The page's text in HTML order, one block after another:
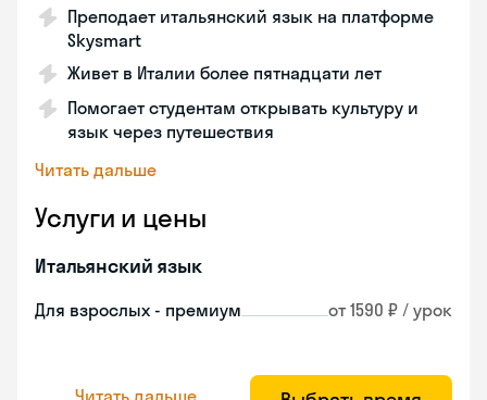
Преподает итальянский язык на платформе
Skysmart
Живет в Италии более пятнадцати лет
Помогает студентам открывать культуру и
язык через путешествия
Читать дальше
Услуги и цены
Итальянский язык
Для взрослых - премиум от 1590 ₽ / урок
Читать дальше